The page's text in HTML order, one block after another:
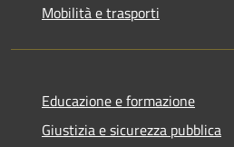
Mobilità e trasporti
Educazione e formazione
Giustizia e sicurezza pubblica